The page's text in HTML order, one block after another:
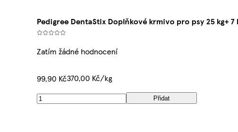
Pedigree DentaStix Doplňkové krmivo pro psy 25 kg+ 7
Zatím žádné hodnocení
99,90 Kč370,00 Kč/kg
Přidat